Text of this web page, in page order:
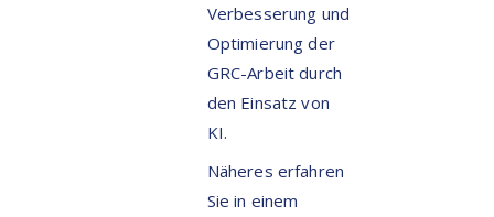
Verbesserung und
Optimierung der
GRC-Arbeit durch
den Einsatz von
KI.
Näheres erfahren
Sie in einem